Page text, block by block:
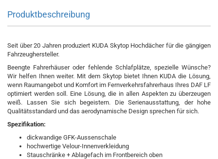
Produktbeschreibung
Seit über 20 Jahren produziert KUDA Skytop Hochdächer für die gängigen
Fahrzeughersteller.
Beengte Fahrerhäuser oder fehlende Schlafplätze, spezielle Wünsche?
Wir helfen Ihnen weiter. Mit dem Skytop bietet Ihnen KUDA die Lösung,
wenn Raumangebot und Komfort im Fernverkehrsfahrerhaus Ihres DAF LF
optimiert werden soll. Eine Lösung, die in allen Aspekten zu überzeugen
weiß. Lassen Sie sich begeistern. Die Serienausstattung, der hohe
Qualitätsstandard und das aerodynamische Design sprechen für sich.
Spezifikation:
dickwandige GFK-Aussenschale
hochwertige Velour-Innenverkleidung
Stauschränke + Ablagefach im Frontbereich oben